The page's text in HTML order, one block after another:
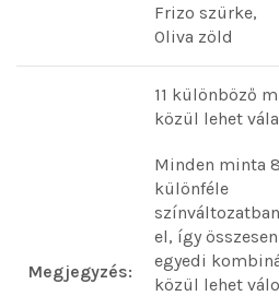
Frizo szürke,
Oliva zöld
Megjegyzés:
11 különböző
közül lehet
Minden minta 8
különféle
el, így
egyedi
közül lehet